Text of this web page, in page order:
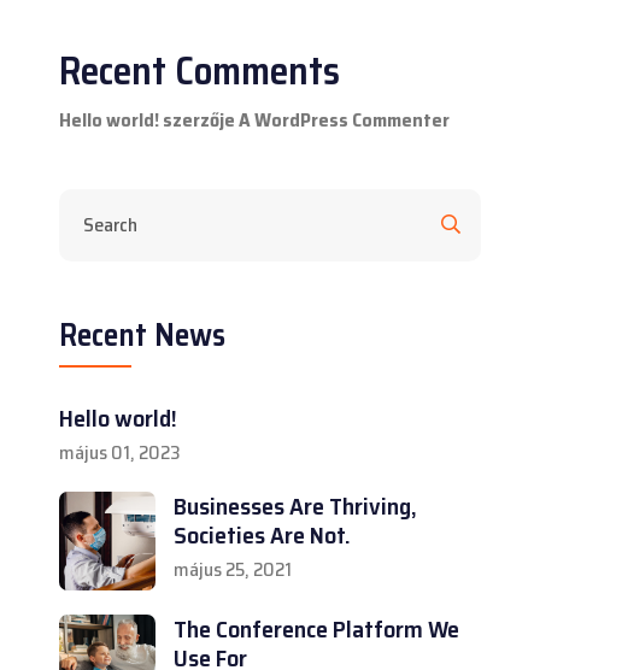
Recent Comments
Hello world!szerzőjeA WordPress Commenter
Recent News
Hello world!
május 01, 2023
Businesses Are Thriving,
Societies Are Not.
május 25, 2021
The Conference Platform We
Use For